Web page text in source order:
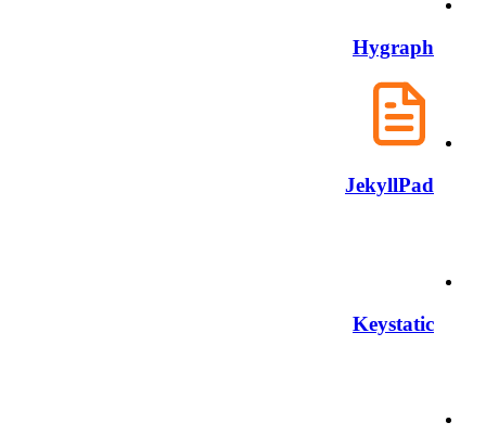
Hygraph
JekyllPad
Keystatic